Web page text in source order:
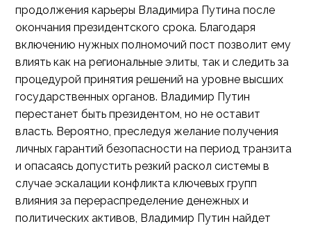
продолжения карьеры Владимира Путина после
окончания президентского срока. Благодаря
включению нужных полномочий пост позволит ему
влиять как на региональные элиты, так и следить за
процедурой принятия решений на уровне высших
государственных органов. Владимир Путин
перестанет быть президентом, но не оставит
власть. Вероятно, преследуя желание получения
личных гарантий безопасности на период транзита
и опасаясь допустить резкий раскол системы в
случае эскалации конфликта ключевых групп
влияния за перераспределение денежных и
политических активов, Владимир Путин найдет